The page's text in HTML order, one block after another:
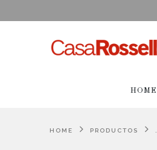
HOME
HOME PRODUCTOS